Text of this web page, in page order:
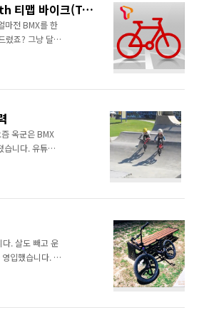
4월 12일 라이딩~ with 티맵 바이크(Tmap Bike)
마전 BMX를 한
렸죠? 그냥 달리
보았습니다. ^^
찍어놓지 않았
에서 확인할 수
다. 총 16.5km
h, 최고속도
다고 나오네요.
구간 기..
옥군은 BMX
습니다. 유튜브
있어서 하나
습니다. ^^ 그
^^ (4살 쌍둥
. 살도 빼고 운
입했습니다. ^^
전거가 아니라